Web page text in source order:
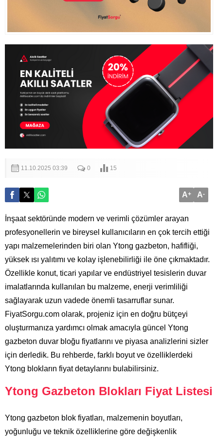
11.10.2025 03:39 0 15
A+ A-
İnşaat sektöründe modern ve verimli çözümler arayan
profesyonellerin ve bireysel kullanıcıların en çok tercih ettiği
yapı malzemelerinden biri olan Ytong gazbeton, hafifliği,
yüksek ısı yalıtımı ve kolay işlenebilirliği ile öne çıkmaktadır.
Özellikle konut, ticari yapılar ve endüstriyel tesislerin duvar
imalatlarında kullanılan bu malzeme, enerji verimliliği
sağlayarak uzun vadede önemli tasarruflar sunar.
FiyatSorgu.com olarak, projeniz için en doğru bütçeyi
oluşturmanıza yardımcı olmak amacıyla güncel Ytong
gazbeton duvar bloğu fiyatlarını ve piyasa analizlerini sizler
için derledik. Bu rehberde, farklı boyut ve özelliklerdeki
Ytong blokların fiyat detaylarını bulabilirsiniz.
Ytong Gazbeton Blokları Fiyat Listesi
Ytong gazbeton blok fiyatları, malzemenin boyutları,
yoğunluğu ve teknik özelliklerine göre değişkenlik